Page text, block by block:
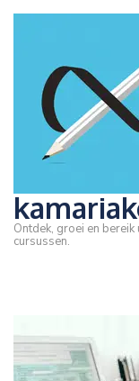
Ga
Enter)
Ontdek, groei en
cursussen.